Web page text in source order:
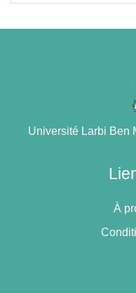
Université Larbi Ben
À